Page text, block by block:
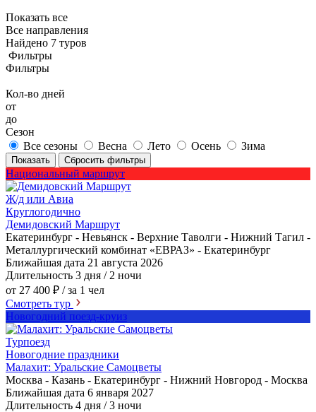
Показать все
Все направления
Найдено 7 туров
Фильтры
Фильтры
Кол-во дней
от
до
Сезон
Все сезоны
Весна Лето Осень Зима
Показать Сбросить фильтры
Национальный маршрут
Ж/д или Авиа
Круглогодично
Демидовский Маршрут
Екатеринбург - Невьянск - Верхние Таволги - Нижний Тагил -
Металлургический комбинат «ЕВРАЗ» - Екатеринбург
Ближайшая дата 21 августа 2026
Длительность 3 дня / 2 ночи
от 27 400 ₽ / за 1 чел
Смотреть тур
Новогодний поезд-круиз
Турпоезд
Новогодние праздники
Малахит: Уральские Самоцветы
Москва - Казань - Екатеринбург - Нижний Новгород - Москва
Ближайшая дата 6 января 2027
Длительность 4 дня / 3 ночи